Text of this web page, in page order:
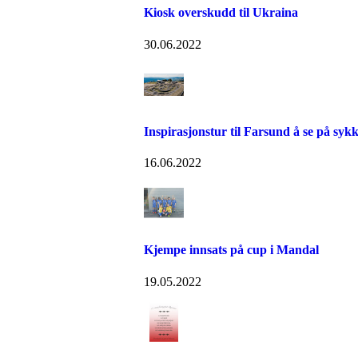
Kiosk overskudd til Ukraina
30.06.2022
Inspirasjonstur til Farsund å se på
16.06.2022
Kjempe innsats på cup i Mandal
19.05.2022